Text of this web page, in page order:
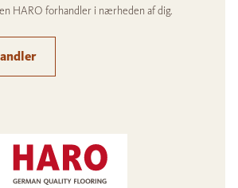
HARO forhandler i nærheden af dig.